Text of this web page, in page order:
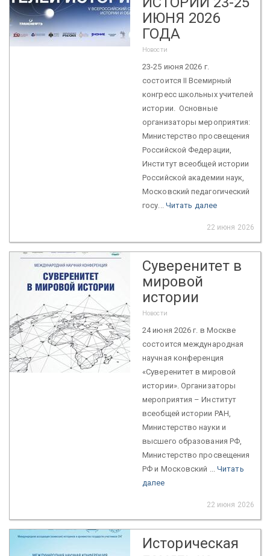
ИЮНЯ 2026
ГОДА
Новости
23-25 июня 2026 г.
состоится II Всемирный
конгресс школьных учителей
истории. Основные
организаторы мероприятия:
Министерство просвещения
Российской Федерации,
Институт всеобщей истории
Российской академии наук,
Московский педагогический
госу... Читать далее
22 июня 2026
Суверенитет в
мировой
истории
Новости
24 июня 2026 г. в Москве
состоится международная
научная конференция
«Суверенитет в мировой
истории». Организаторы
мероприятия – Институт
всеобщей истории РАН,
Министерство науки и
высшего образования РФ,
Министерство просвещения
РФ и Московский ... Читать
далее
22 июня 2026
Историческая